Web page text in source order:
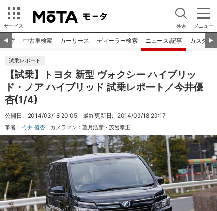
サービス 検索 メニュー
◀︎ ▶︎
ログ 中古車検索 カーリース ディーラー検索 ニュース/記事 カスタム
試乗レポート
【試乗】トヨタ 新型 ヴォクシー ハイブリッ
ド・ノア ハイブリッド 試乗レポート／今井優
杏(1/4)
公開日: 2014/03/18 20:05 最終更新日: 2014/03/18 20:17
筆者： 今井 優杏 カメラマン： 望月浩彦・茂呂幸正